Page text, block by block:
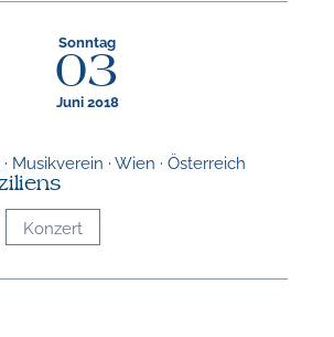
Sonntag
03
Juni 2018
Musikverein · Wien · Österreich
Konzert